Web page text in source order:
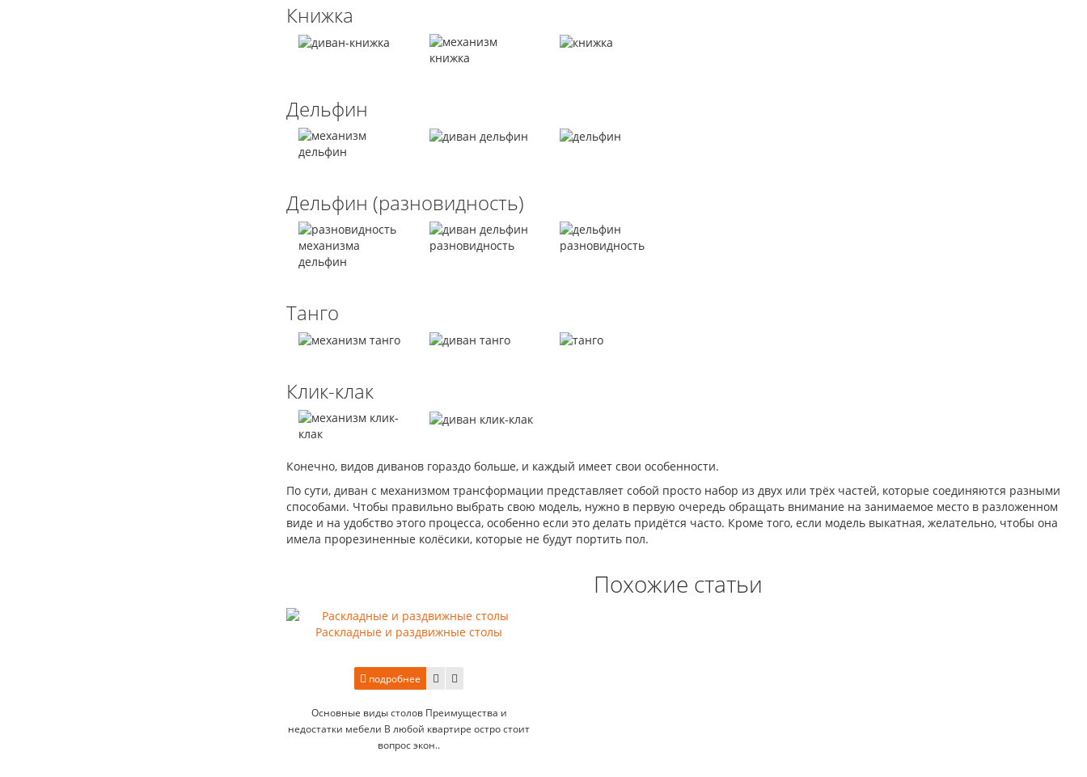
Книжка
Дельфин
Дельфин (разновидность)
Танго
Клик-клак
Конечно, видов диванов гораздо больше, и каждый имеет свои особенности.
По сути, диван с механизмом трансформации представляет собой просто набор из двух или трёх частей, которые соединяются разными
способами. Чтобы правильно выбрать свою модель, нужно в первую очередь обращать внимание на занимаемое место в разложенном
виде и на удобство этого процесса, особенно если это делать придётся часто. Кроме того, если модель выкатная, желательно, чтобы она
имела прорезиненные колёсики, которые не будут портить пол.
Похожие статьи
Раскладные и раздвижные столы
подробнее
Основные виды столов Преимущества и
недостатки мебели В любой квартире остро стоит
вопрос экон..